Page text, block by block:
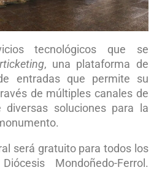
tecnológicos que se
, una plataforma de
entradas que permite su
de múltiples canales de
soluciones para la
será gratuito para todos los
Mondoñedo-Ferrol.